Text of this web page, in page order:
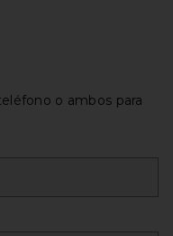
o ambos para